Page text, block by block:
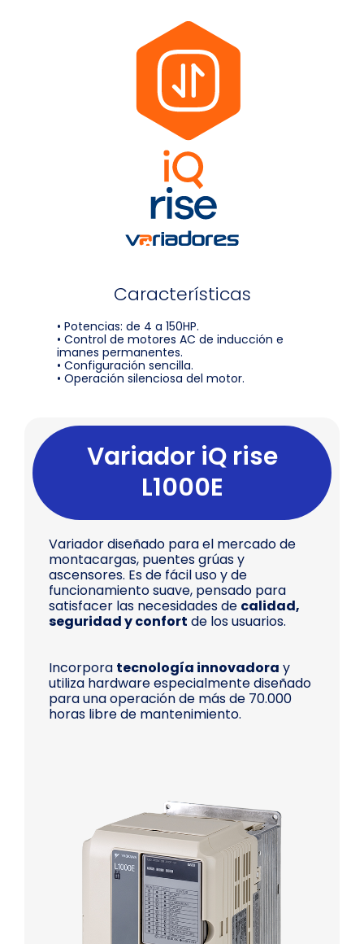
Características
• Potencias: de 4 a 150HP.
• Control de motores AC de inducción e
imanes permanentes.
• Configuración sencilla.
• Operación silenciosa del motor.
Variador iQ rise
L1000E
Variador diseñado para el mercado de
montacargas, puentes grúas y
ascensores. Es de fácil uso y de
funcionamiento suave, pensado para
satisfacer las necesidades de calidad,
seguridad y confort de los usuarios.
Incorpora tecnología innovadora y
utiliza hardware especialmente diseñado
para una operación de más de 70.000
horas libre de mantenimiento.